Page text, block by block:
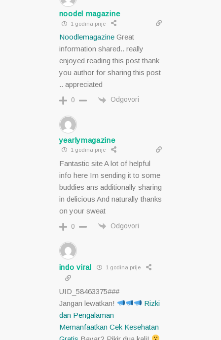
noodel magazine
1 godina prije
NoodlemagazineGreat
information shared.. really
enjoyed reading this post thank
you author for sharing this post
.. appreciated
0 Odgovori
yearlymagazine
1 godina prije
Fantastic site A lot of helpful
info here Im sending it to some
buddies ans additionally sharing
in delicious And naturally thanks
on your sweat
0 Odgovori
indo viral 1 godina prije
UID_58463375###
Jangan lewatkan!
Rizki
dan Pengalaman
Memanfaatkan Cek Kesehatan